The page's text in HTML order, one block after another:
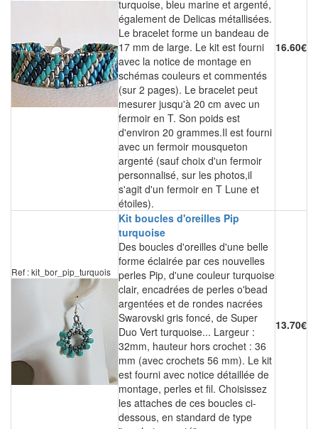
turquoise, bleu marine et argenté,
également de Delicas métallisées.
Le bracelet forme un bandeau de
17 mm de large. Le kit est fourni
avec la notice de montage en
schémas couleurs et commentés
(sur 2 pages). Le bracelet peut
mesurer jusqu'à 20 cm avec un
fermoir en T. Son poids est
d'environ 20 grammes.Il est fourni
avec un fermoir mousqueton
argenté (sauf choix d'un fermoir
personnalisé, sur les photos,il
s'agit d'un fermoir en T Lune et
étoiles).
16.60€
Ref : kit_bor_pip_turquois
Kit boucles d'oreilles Pip
turquoise
Des boucles d'oreilles d'une belle
forme éclairée par ces nouvelles
perles Pip, d'une couleur turquoise
clair, encadrées de perles o'bead
argentées et de rondes nacrées
Swarovski gris foncé, de Super
Duo Vert turquoise... Largeur :
32mm, hauteur hors crochet : 36
mm (avec crochets 56 mm). Le kit
est fourni avec notice détaillée de
montage, perles et fil. Choisissez
les attaches de ces boucles ci-
dessous, en standard de type
13.70€